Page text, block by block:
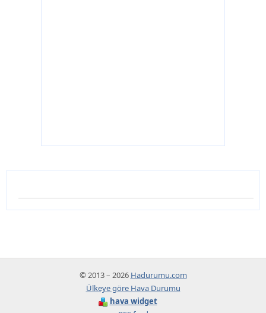
© 2013 – 2026 Hadurumu.com
Ülkeye göre Hava Durumu
hava widget